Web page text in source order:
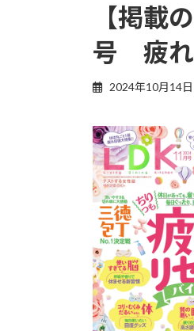
【掲
号 疲れ
2024年10月14日